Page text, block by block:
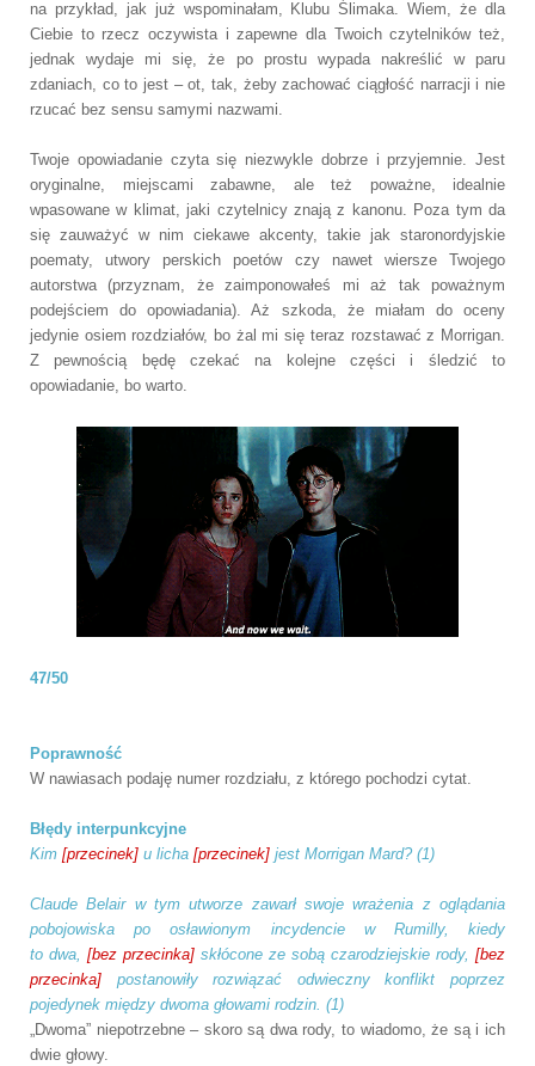
na przykład, jak już wspominałam, Klubu Ślimaka. Wiem, że dla
Ciebie to rzecz oczywista i zapewne dla Twoich czytelników też,
jednak wydaje mi się, że po prostu wypada nakreślić w paru
zdaniach, co to jest – ot, tak, żeby zachować ciągłość narracji i nie
rzucać bez sensu samymi nazwami.
Twoje opowiadanie czyta się niezwykle dobrze i przyjemnie. Jest
oryginalne, miejscami zabawne, ale też poważne, idealnie
wpasowane w klimat, jaki czytelnicy znają z kanonu. Poza tym da
się zauważyć w nim ciekawe akcenty, takie jak staronordyjskie
poematy, utwory perskich poetów czy nawet wiersze Twojego
autorstwa (przyznam, że zaimponowałeś mi aż tak poważnym
podejściem do opowiadania). Aż szkoda, że miałam do oceny
jedynie osiem rozdziałów, bo żal mi się teraz rozstawać z Morrigan.
Z pewnością będę czekać na kolejne części i śledzić to
opowiadanie, bo warto.
47/50
Poprawność
W nawiasach podaję numer rozdziału, z którego pochodzi cytat.
Błędy interpunkcyjne
Kim [przecinek] u licha [przecinek] jest Morrigan Mard? (1)
Claude Belair w tym utworze zawarł swoje wrażenia z oglądania
pobojowiska po osławionym incydencie w Rumilly, kiedy
to dwa, [bez przecinka] skłócone ze sobą czarodziejskie rody, [bez
przecinka] postanowiły rozwiązać odwieczny konflikt poprzez
pojedynek między dwoma głowami rodzin. (1)
„Dwoma” niepotrzebne – skoro są dwa rody, to wiadomo, że są i ich
dwie głowy.